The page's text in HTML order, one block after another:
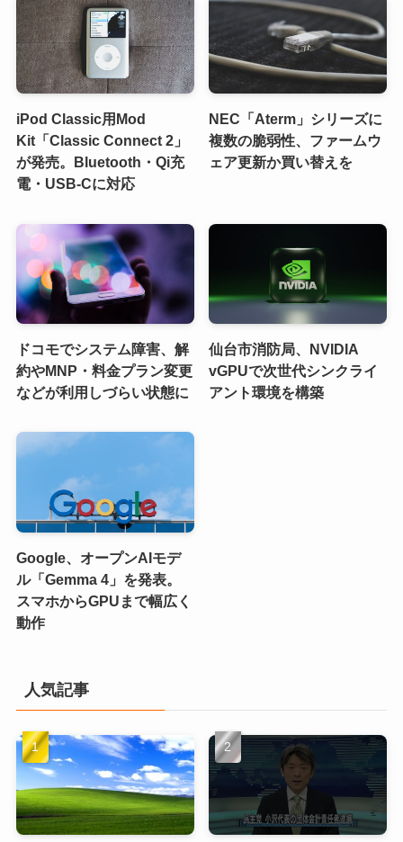
iPod Classic用Mod
Kit「Classic Connect 2」
が発売。Bluetooth・Qi充
電・USB-Cに対応
NEC「Aterm」シリーズに
複数の脆弱性、ファームウ
ェア更新か買い替えを
ドコモでシステム障害、解
約やMNP・料金プラン変更
などが利用しづらい状態に
仙台市消防局、NVIDIA
vGPUで次世代シンクライ
アント環境を構築
Google、オープンAIモデ
ル「Gemma 4」を発表。
スマホからGPUまで幅広く
動作
人気記事